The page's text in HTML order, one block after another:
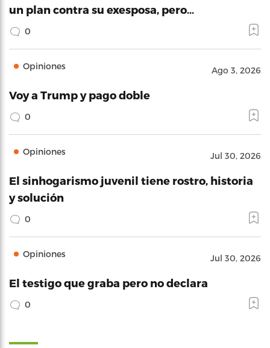
un plan contra su exesposa, pero…
0
Opiniones Ago 3, 2026
Voy a Trump y pago doble
0
Opiniones Jul 30, 2026
El sinhogarismo juvenil tiene rostro, historia
y solución
0
Opiniones Jul 30, 2026
El testigo que graba pero no declara
0